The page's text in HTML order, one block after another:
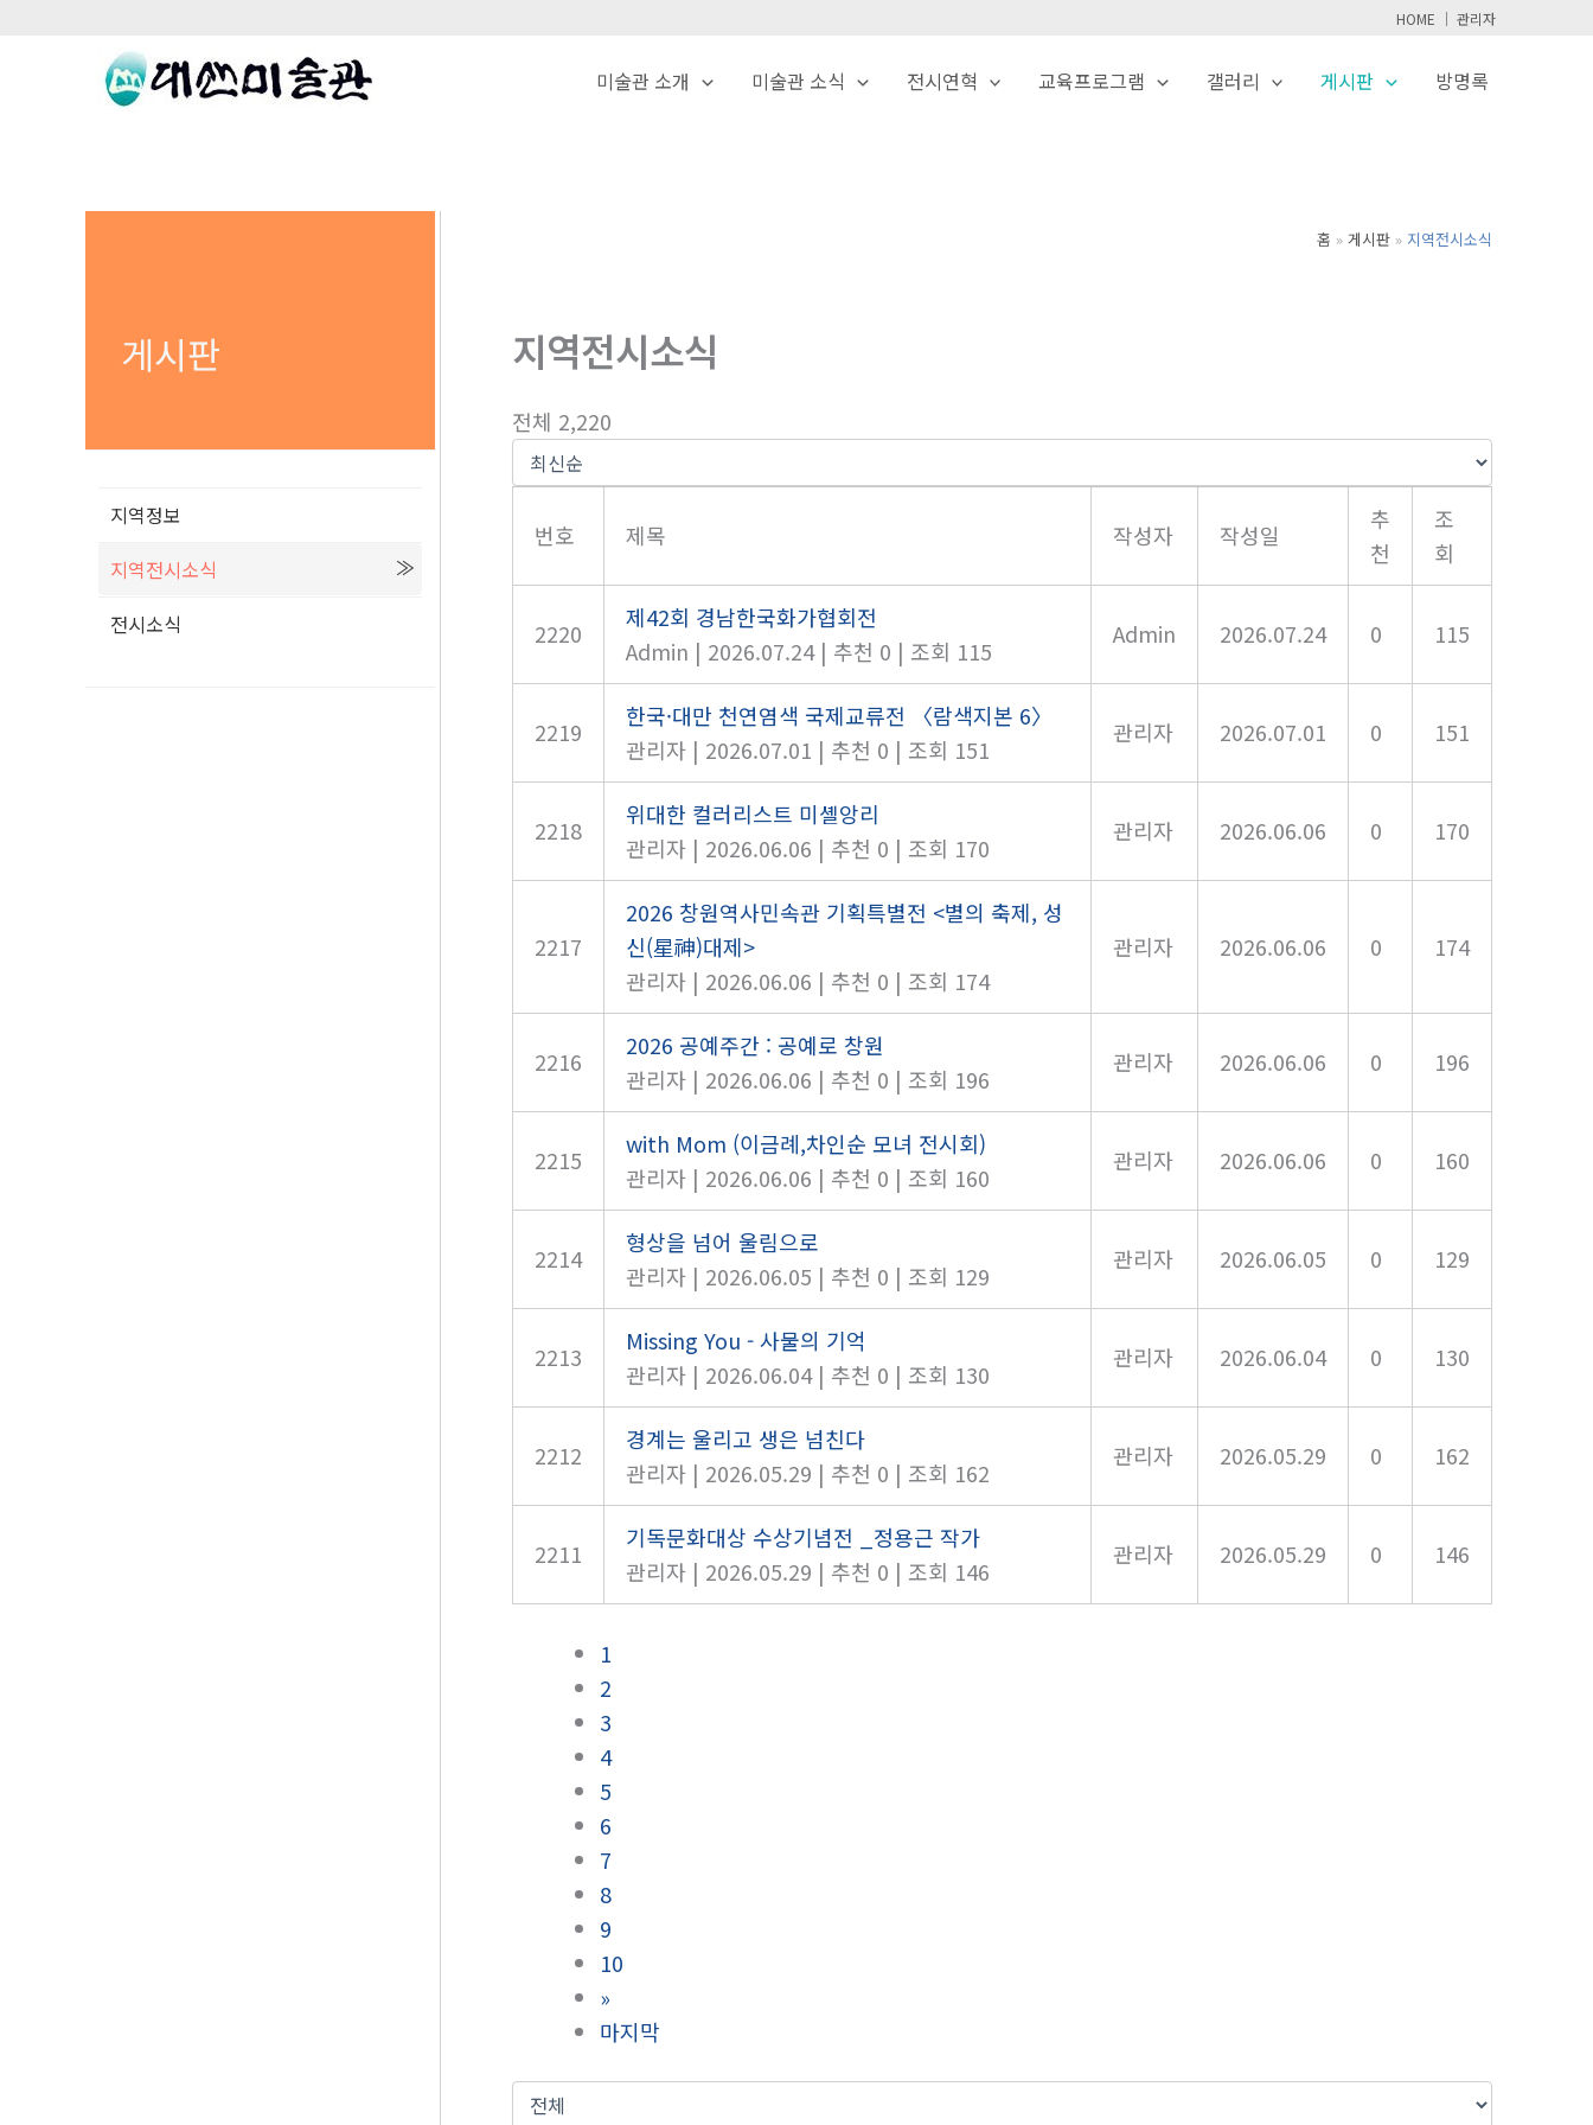
HOME │ 관리자
미술관 소개 미술관 소식 전시연혁 교육프로그램 갤러리 게시판 방명록
게시판
지역정보
지역전시소식
전시소식
홈 게시판 지역전시소식
지역전시소식
전체 2,220
번호 제목 작성자 작성일
추
천
조
회
2220
제42회 경남한국화가협회전
Admin | 2026.07.24 | 추천 0 | 조회 115
Admin 2026.07.24 0 115
2219
한국·대만 천연염색 국제교류전 〈람색지본 6〉
관리자 | 2026.07.01 | 추천 0 | 조회 151
관리자 2026.07.01 0 151
2218
위대한 컬러리스트 미셸앙리
관리자 | 2026.06.06 | 추천 0 | 조회 170
관리자 2026.06.06 0 170
2217
2026 창원역사민속관 기획특별전 <별의 축제, 성
신(星神)대제>
관리자 | 2026.06.06 | 추천 0 | 조회 174
관리자 2026.06.06 0 174
2216
2026 공예주간 : 공예로 창원
관리자 | 2026.06.06 | 추천 0 | 조회 196
관리자 2026.06.06 0 196
2215
with Mom (이금례,차인순 모녀 전시회)
관리자 | 2026.06.06 | 추천 0 | 조회 160
관리자 2026.06.06 0 160
2214
형상을 넘어 울림으로
관리자 | 2026.06.05 | 추천 0 | 조회 129
관리자 2026.06.05 0 129
2213
Missing You - 사물의 기억
관리자 | 2026.06.04 | 추천 0 | 조회 130
관리자 2026.06.04 0 130
2212
경계는 울리고 생은 넘친다
관리자 | 2026.05.29 | 추천 0 | 조회 162
관리자 2026.05.29 0 162
2211
기독문화대상 수상기념전 _정용근 작가
관리자 | 2026.05.29 | 추천 0 | 조회 146
관리자 2026.05.29 0 146
1
2
3
4
5
6
7
8
9
10
»
마지막